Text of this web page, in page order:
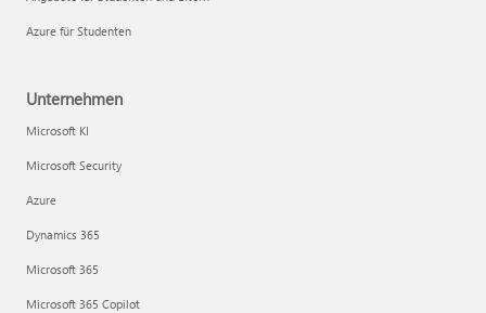
Azure für Studenten
Unternehmen
Microsoft KI
Microsoft Security
Azure
Dynamics 365
Microsoft 365
Microsoft 365 Copilot